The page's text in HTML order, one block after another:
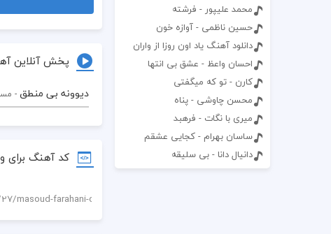
محمد علیپور - فرشته
حسین ناظمی - آوازه خون
دانلود آهنگ یاد اون روزا از واران
احسان واعظ - عشق بی انتها
کارن - تو که میگفتی
محسن چاوشی - پناه
میری با نگات - فرهبد
ساسان بهرام - کجایی عشقم
دانیال دانا - بی سلیقه
پخش آنلاین
دیوونه‌ بی منطق -
کد آهنگ برای